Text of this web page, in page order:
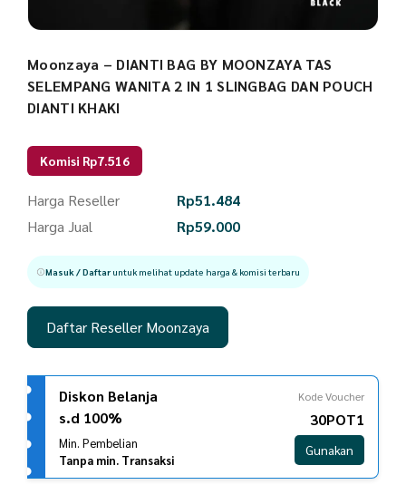
Moonzaya – DIANTI BAG BY MOONZAYA TAS
SELEMPANG WANITA 2 IN 1 SLINGBAG DAN POUCH
DIANTI KHAKI
Komisi Rp7.516
Harga Reseller Rp51.484
Harga Jual
Rp59.000
Masuk / Daftaruntuk melihat update harga & komisi terbaru
Daftar Reseller Moonzaya
Diskon Belanja
s.d 100%
Min. Pembelian
Tanpa min. Transaksi
Kode Voucher
30POT1
Gunakan